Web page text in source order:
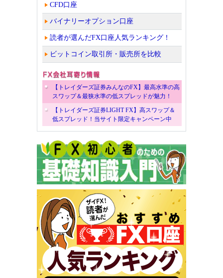
CFD口座
バイナリーオプション口座
読者が選んだFX口座人気ランキング！
ビットコイン取引所・販売所を比較
【トレイダーズ証券みんなのFX】最高水準の高
スワップ＆最狭水準の低スプレッドが魅力！
【トレイダーズ証券LIGHT FX】高スワップ＆
低スプレッド！当サイト限定キャンペーン中